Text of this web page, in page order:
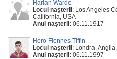
Harlan Warde
Locul naşterii: Los Angeles
California, USA
Anul naşterii: 06.11.1917
Hero Fiennes Tiffin
Locul naşterii: Londra,
Anul naşterii: 06.11.1997